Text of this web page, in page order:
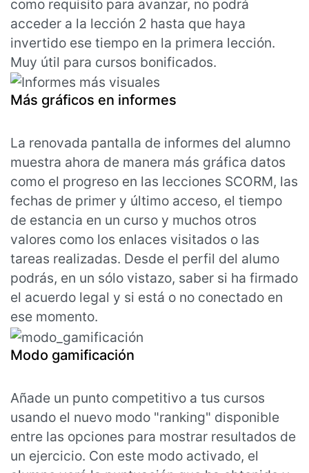
como requisito para avanzar, no podrá
acceder a la lección 2 hasta que haya
invertido ese tiempo en la primera lección.
Muy útil para cursos bonificados.
Más gráficos en informes
La renovada pantalla de informes del alumno
muestra ahora de manera más gráfica datos
como el progreso en las lecciones SCORM, las
fechas de primer y último acceso, el tiempo
de estancia en un curso y muchos otros
valores como los enlaces visitados o las
tareas realizadas. Desde el perfil del alumo
podrás, en un sólo vistazo, saber si ha firmado
el acuerdo legal y si está o no conectado en
ese momento.
Modo gamificación
Añade un punto competitivo a tus cursos
usando el nuevo modo "ranking" disponible
entre las opciones para mostrar resultados de
un ejercicio. Con este modo activado, el